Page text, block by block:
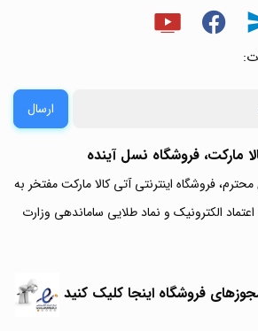
ارسال
مارکت، فروشگاه نسل آینده
فروشگاه اینترنتی آتی کالا مارکت مفتخر به
الکترونیک و نماد طلایی ساماندهی وزارت
فروشگاه اینجا کلیک کنید